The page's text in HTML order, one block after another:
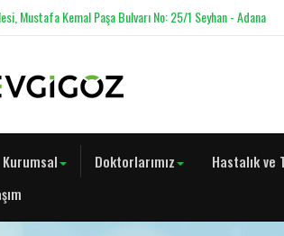
Mustafa Kemal Paşa Bulvarı No: 25/1 Seyhan - Adana
Kurumsal Doktorlarımız Hastalık ve